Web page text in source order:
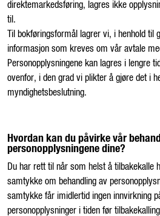
direktemarkedsføring, lagres ikke
til.
Til bokføringsformål lagrer vi, i henhold til
informasjon som kreves om vår avtale
Personopplysningene kan lagres i lengre
ovenfor, i den grad vi plikter å gjøre det i
myndighetsbeslutning.
Hvordan kan du påvirke vår
personopplysningene dine?
Du har rett til når som helst å tilbakekalle
samtykke om behandling av
samtykke får imidlertid ingen innvirkning
personopplysninger i tiden før